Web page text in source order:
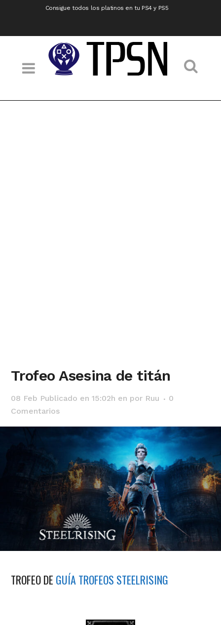
Consigue todos los platinos en tu PS4 y PS5
Trofeo Asesina de titán
08 Feb Publicado en 15:02h en por Ruu
0
Comentarios
TROFEO DE GUÍA TROFEOS STEELRISING